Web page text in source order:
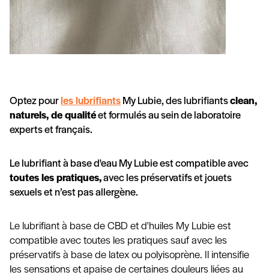
Optez pourles lubrifiantsMy Lubie, des lubrifiantsclean,
naturels, de qualitéet formulés au sein de laboratoire
experts et français.
Le lubrifiant à base d'eau My Lubie est compatible avec
toutes les pratiques,avec les préservatifs et jouets
sexuels et n’est pas allergène.
Le lubrifiant à base de CBD et d'huiles My Lubie est
compatible avec toutes les pratiques sauf avec les
préservatifs à base de latex ou polyisoprène. Il intensifie
les sensations et apaise de certaines douleurs liées au